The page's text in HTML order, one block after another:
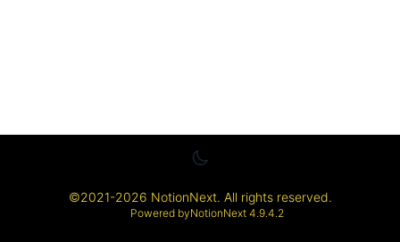
©2021-2026 NotionNext. All rights reserved.
Powered byNotionNext 4.9.4.2